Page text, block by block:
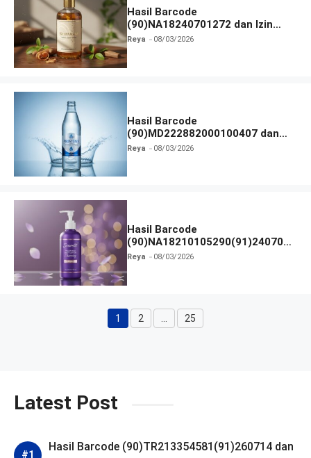
Hasil Barcode
(90)NA18240701272 dan Izin
BPOM
Reya 08/03/2026
Hasil Barcode
(90)MD222882000100407 dan
Izin BPOM
Reya 08/03/2026
Hasil Barcode
(90)NA18210105290(91)240703
dan Izin BPOM
Reya 08/03/2026
Halaman
1 Halaman
2 Halaman
25
Latest Post
Hasil Barcode (90)TR213354581(91)260714 dan